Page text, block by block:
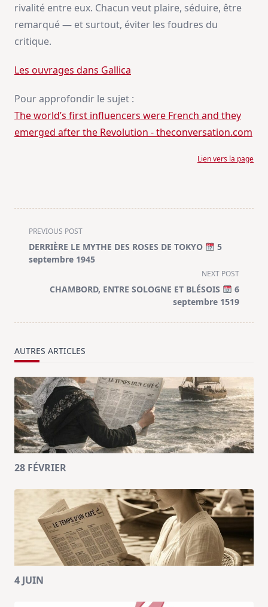
rivalité entre eux. Chacun veut plaire, séduire, être
remarqué — et surtout, éviter les foudres du
critique.
Les ouvrages dans Gallica
Pour approfondir le sujet :
The world’s first influencers were French and they
emerged after the Revolution - theconversation.com
Lien vers la page
<span
class="nav-
subtitle
PREVIOUS POST
DERRIÈRE LE MYTHE DES ROSES DE TOKYO
5
septembre 1945
NEXT POST
CHAMBORD, ENTRE SOLOGNE ET BLÉSOIS
6
septembre 1519
AUTRES ARTICLES
28 FÉVRIER
4 JUIN